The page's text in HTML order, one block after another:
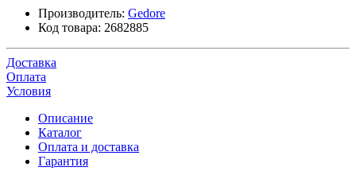
Производитель: Gedore
Код товара: 2682885
Доставка
Оплата
Условия
Описание
Каталог
Оплата и доставка
Гарантия